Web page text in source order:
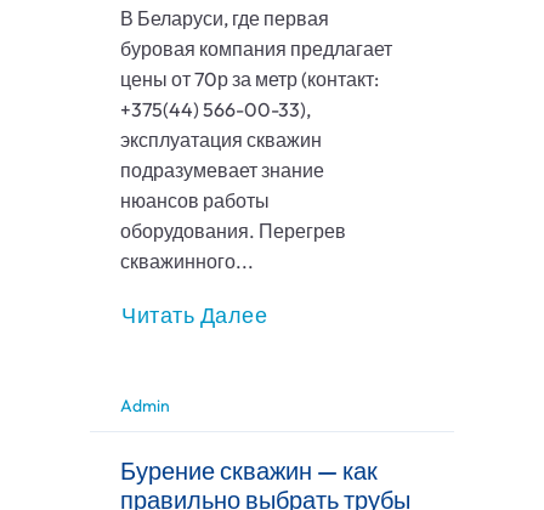
В Беларуси, где первая
буровая компания предлагает
цены от 70р за метр (контакт:
+375(44) 566-00-33),
эксплуатация скважин
подразумевает знание
нюансов работы
оборудования. Перегрев
скважинного...
Читать Далее
Admin
Бурение скважин — как
правильно выбрать трубы